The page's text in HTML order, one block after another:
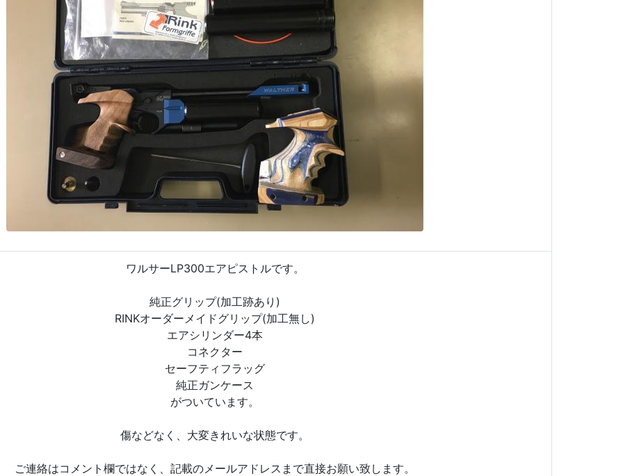
ワルサーLP300エアピストルです。
純正グリップ(加工跡あり)
RINKオーダーメイドグリップ(加工無し)
エアシリンダー4本
コネクター
セーフティフラッグ
純正ガンケース
がついています。
傷などなく、大変きれいな状態です。
ご連絡はコメント欄ではなく、記載のメールアドレスまで直接お願い致します。